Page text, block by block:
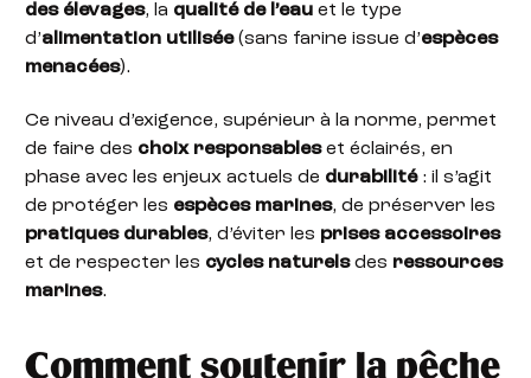
des élevages, la qualité de l’eau et le type
d’alimentation utilisée(sans farine issue d’espèces
menacées).
Ce niveau d’exigence, supérieur à la norme, permet
de faire des choix responsableset éclairés, en
phase avec les enjeux actuels de durabilité: il s’agit
de protéger les espèces marines, de préserver les
pratiques durables, d’éviter les prises accessoires
et de respecter les cycles naturelsdes ressources
marines.
Comment soutenir la pêche